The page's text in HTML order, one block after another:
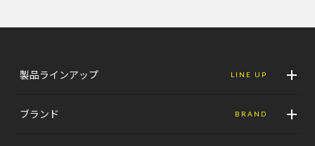
製品ラインアップ LINE UP
ブランド BRAND